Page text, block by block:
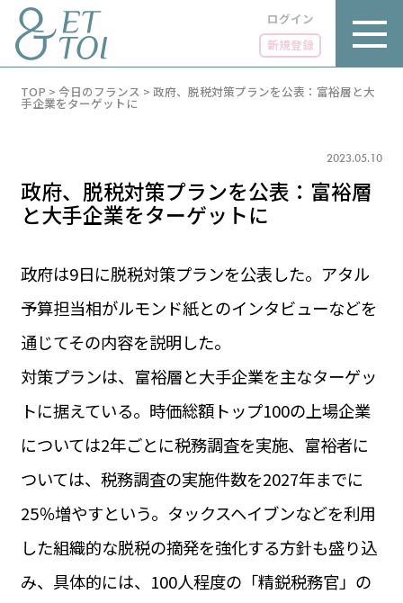
ログイン
新規登録
LUXE
グルメ
LIFE STYLE
ビジネス・キャリア
INFOS PRATIQUES
TAG
タグ
#パリ
#お土産 #トリビア
#データで読み解くフランス
PARIS 14℃ / 12℃
FR 01:33 ／ JP 08:33
お問い合わせ
運営会社
サイトポリシー
TOP > 今日のフランス > 政府、脱税対策プランを公表：富裕層と大
手企業をターゲットに
2023.05.10
政府、脱税対策プランを公表：富裕層
と大手企業をターゲットに
政府は9日に脱税対策プランを公表した。アタル
予算担当相がルモンド紙とのインタビューなどを
通じてその内容を説明した。
対策プランは、富裕層と大手企業を主なターゲッ
トに据えている。時価総額トップ100の上場企業
については2年ごとに税務調査を実施、富裕者に
ついては、税務調査の実施件数を2027年までに
25％増やすという。タックスヘイブンなどを利用
した組織的な脱税の摘発を強化する方針も盛り込
み、具体的には、100人程度の「精鋭税務官」の